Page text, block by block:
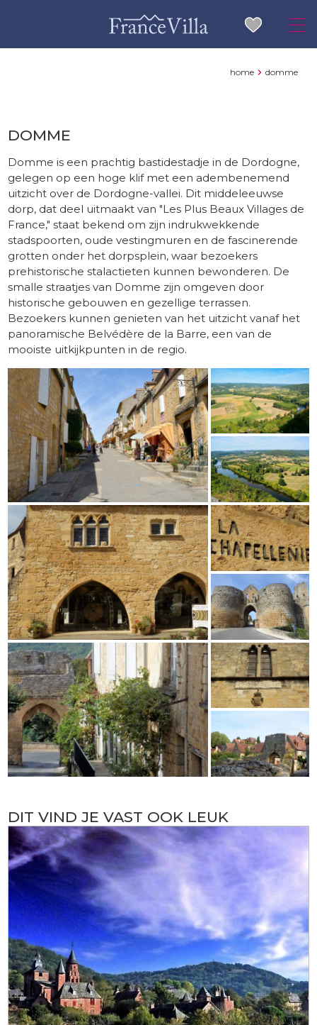
home domme
DOMME
Domme is een prachtig bastidestadje in de Dordogne,
gelegen op een hoge klif met een adembenemend
uitzicht over de Dordogne-vallei. Dit middeleeuwse
dorp, dat deel uitmaakt van "Les Plus Beaux Villages de
France," staat bekend om zijn indrukwekkende
stadspoorten, oude vestingmuren en de fascinerende
grotten onder het dorpsplein, waar bezoekers
prehistorische stalactieten kunnen bewonderen. De
smalle straatjes van Domme zijn omgeven door
historische gebouwen en gezellige terrassen.
Bezoekers kunnen genieten van het uitzicht vanaf het
panoramische Belvédère de la Barre, een van de
mooiste uitkijkpunten in de regio.
DIT VIND JE VAST OOK LEUK